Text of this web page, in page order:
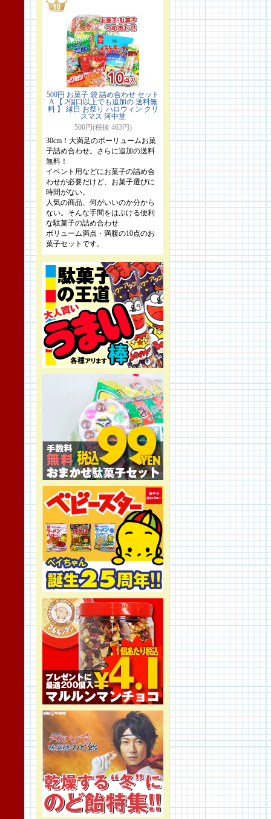
500円 お菓子 袋 詰め合わせ セット
A 【 2個口以上でも追加の 送料無
料 】 縁日 お祭り ハロウィン クリ
スマス 河中堂
500円(税抜 463円)
30cm！大満足のボーリュームお菓
子詰め合わせ。さらに追加の送料
無料！
イベント用などにお菓子の詰め合
わせが必要だけど、お菓子選びに
時間がない。
人気の商品、何がいいのか分から
ない。そんな手間をはぶける便利
な駄菓子の詰め合わせ
ボリューム満点・満腹の10点のお
菓子セットです。